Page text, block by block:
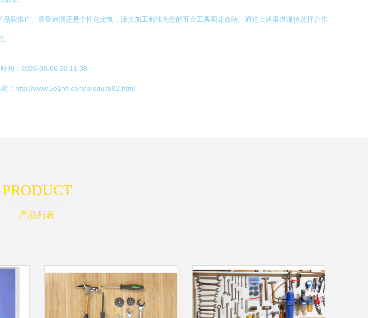
牌推广、质量追溯还是个性化定制，激光加工都能为您的五金工具画龙点睛。通过上述渠道谨慎选择合作
间：2026-08-06 20:11:38
：http://www.5o1nh.com/product/82.html
PRODUCT
产品列表